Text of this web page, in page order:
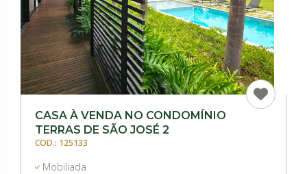
CASA À VENDA NO CONDOMÍNIO
TERRAS DE SÃO JOSÉ 2
COD.: 125133
Mobiliada